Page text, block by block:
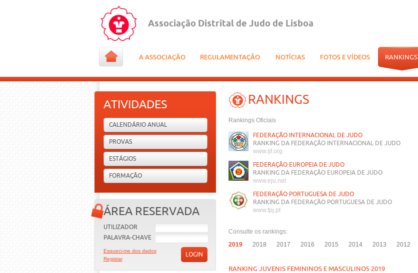
Associação Distrital de Judo de Lisboa
A ASSOCIAÇÃO REGULAMENTAÇÃO NOTÍCIAS FOTOS E VÍDEOS RANKINGS
ATIVIDADES
CALENDÁRIO ANUAL
PROVAS
ESTÁGIOS
FORMAÇÃO
ÁREA RESERVADA
UTILIZADOR
PALAVRA-CHAVE
LOGIN
Esqueci-me dos dados
Registar
RANKINGS
Rankings Oficiais
FEDERAÇÃO INTERNACIONAL DE JUDO
RANKING DA FEDERAÇÃO INTERNACIONAL DE JUDO
www.ijf.org
FEDERAÇÃO EUROPEIA DE JUDO
RANKING DA FEDERAÇÃO EUROPEIA DE JUDO
www.eju.net
FEDERAÇÃO PORTUGUESA DE JUDO
RANKING DA FEDERAÇÃO PORTUGUESA DE JUDO
www.fpj.pt
Consulte os rankings:
2019
2018 2017 2016 2015 2014 2013 2012
RANKING JUVENIS FEMININOS E MASCULINOS 2019